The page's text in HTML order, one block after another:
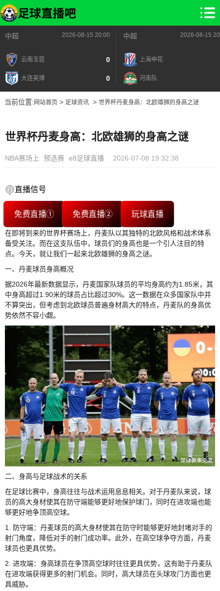
中超 2026-08-15 20:00
云南玉昆 0
大连英博 0
中超 2026-08-15
上海申花
河南队
当前位置: 网站首页> 足球资讯> 世界杯丹麦身高：北欧雄狮的身高之谜
世界杯丹麦身高：北欧雄狮的身高之谜
NBA赛场上 预选赛 e8足球直播 2026-07-08 19:32:38
直播信号
免费直播① 免费直播② 玩球直播
在即将到来的世界杯赛场上，丹麦队以其独特的北欧风格和战术体系
备受关注。而在这支队伍中，球员们的身高也是一个引人注目的特
点。今天，就让我们一起来北欧雄狮的身高之谜。
一、丹麦球员身高概况
据2026年最新数据显示，丹麦国家队球员的平均身高约为1.85米，其
中身高超过1.90米的球员占比超过30%。这一数据在众多国家队中并
不算突出，但考虑到北欧球员普遍身材高大的特点，丹麦队的身高优
势依然不容小觑。
二、身高与足球战术的关系
在足球比赛中，身高往往与战术运用息息相关。对于丹麦队来说，球
员的高大身材使其在防守端能够更好地保护球门，同时在进攻端也能
够更好地争顶高空球。
1. 防守端：丹麦球员的高大身材使其在防守时能够更好地封堵对手的
射门角度，降低对手的射门成功率。此外，在高空球争夺方面，丹麦
球员也更具优势。
2. 进攻端：身高球员在争顶高空球时往往更具优势，这有助于丹麦队
在进攻端获得更多的射门机会。同时，高大球员在头球攻门方面也更
具威胁。